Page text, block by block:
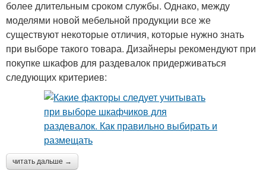
более длительным сроком службы. Однако, между
моделями новой мебельной продукции все же
существуют некоторые отличия, которые нужно знать
при выборе такого товара. Дизайнеры рекомендуют при
покупке шкафов для раздевалок придерживаться
следующих критериев:
читать дальше →